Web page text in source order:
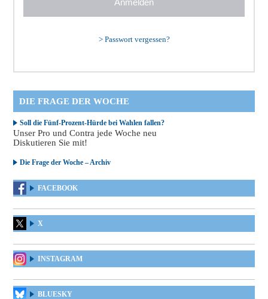
> Passwort vergessen?
DIE FRAGE DER WOCHE
Soll die Fünf-Prozent-Hürde bei Wahlen fallen?
Unser Pro und Contra jede Woche neu
Diskutieren Sie mit!
Die Frage der Woche – Archiv
FACEBOOK
X
INSTAGRAM
BLUESKY